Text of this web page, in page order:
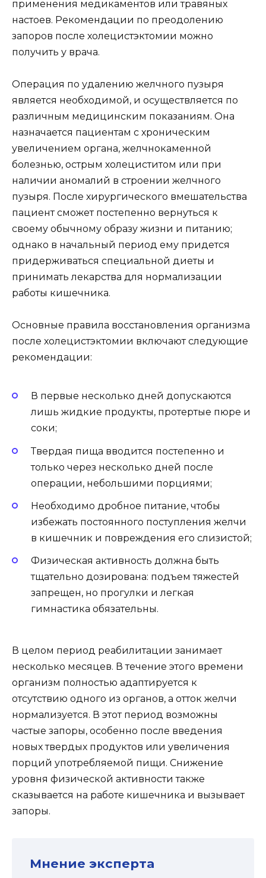
применения медикаментов или травяных
настоев. Рекомендации по преодолению
запоров после холецистэктомии можно
получить у врача.
Операция по удалению желчного пузыря
является необходимой, и осуществляется по
различным медицинским показаниям. Она
назначается пациентам с хроническим
увеличением органа, желчнокаменной
болезнью, острым холециститом или при
наличии аномалий в строении желчного
пузыря. После хирургического вмешательства
пациент сможет постепенно вернуться к
своему обычному образу жизни и питанию;
однако в начальный период ему придется
придерживаться специальной диеты и
принимать лекарства для нормализации
работы кишечника.
Основные правила восстановления организма
после холецистэктомии включают следующие
рекомендации:
В первые несколько дней допускаются
лишь жидкие продукты, протертые пюре и
соки;
Твердая пища вводится постепенно и
только через несколько дней после
операции, небольшими порциями;
Необходимо дробное питание, чтобы
избежать постоянного поступления желчи
в кишечник и повреждения его слизистой;
Физическая активность должна быть
тщательно дозирована: подъем тяжестей
запрещен, но прогулки и легкая
гимнастика обязательны.
В целом период реабилитации занимает
несколько месяцев. В течение этого времени
организм полностью адаптируется к
отсутствию одного из органов, а отток желчи
нормализуется. В этот период возможны
частые запоры, особенно после введения
новых твердых продуктов или увеличения
порций употребляемой пищи. Снижение
уровня физической активности также
сказывается на работе кишечника и вызывает
запоры.
Мнение эксперта